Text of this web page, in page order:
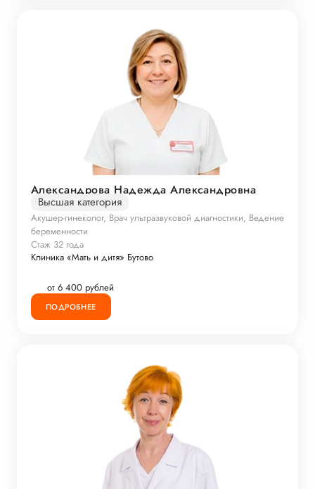
Александрова Надежда Александровна
Высшая категория
Акушер-гинеколог, Врач ультразвуковой диагностики, Ведение
беременности
Стаж 32 года
Клиника «Мать и дитя» Бутово
от 6 400 рублей
ПОДРОБНЕЕ